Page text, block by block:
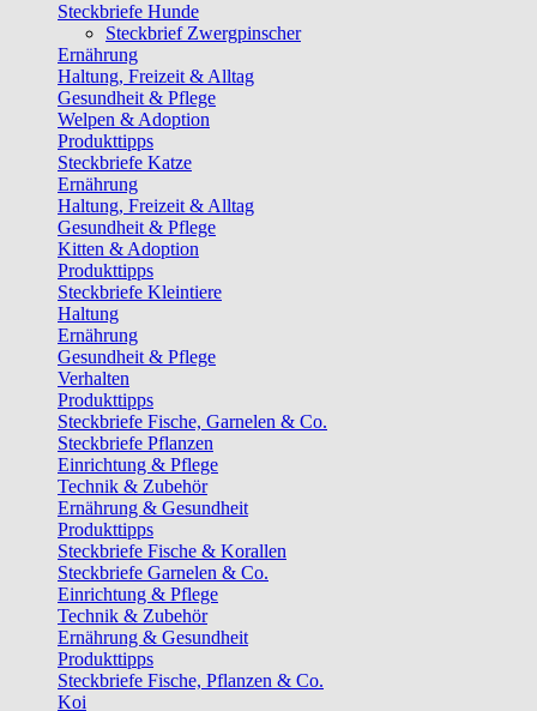
Steckbriefe Hunde
Steckbrief Zwergpinscher
Ernährung
Haltung, Freizeit & Alltag
Gesundheit & Pflege
Welpen & Adoption
Produkttipps
Steckbriefe Katze
Ernährung
Haltung, Freizeit & Alltag
Gesundheit & Pflege
Kitten & Adoption
Produkttipps
Steckbriefe Kleintiere
Haltung
Ernährung
Gesundheit & Pflege
Verhalten
Produkttipps
Steckbriefe Fische, Garnelen & Co.
Steckbriefe Pflanzen
Einrichtung & Pflege
Technik & Zubehör
Ernährung & Gesundheit
Produkttipps
Steckbriefe Fische & Korallen
Steckbriefe Garnelen & Co.
Einrichtung & Pflege
Technik & Zubehör
Ernährung & Gesundheit
Produkttipps
Steckbriefe Fische, Pflanzen & Co.
Koi